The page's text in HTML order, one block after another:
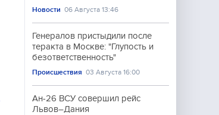
Новости 06 Августа 13:46
Генералов пристыдили после
теракта в Москве: "Глупость и
безответственность"
Происшествия 03 Августа 16:00
Ан-26 ВСУ совершил рейс
Львов–Дания